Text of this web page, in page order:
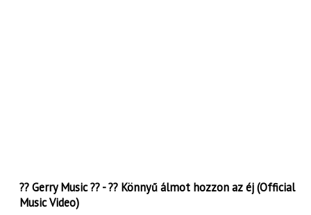
?? Gerry Music ?? - ?? Könnyű álmot hozzon az éj (Official
Music Video)